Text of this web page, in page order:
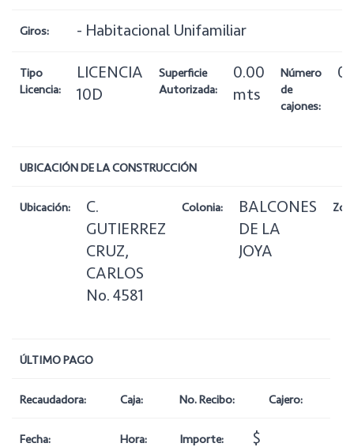
Giros: - Habitacional Unifamiliar
Tipo
Licencia:
LICENCIA
10D
Superficie
Autorizada:
0.00
mts
Número
de
cajones:
0
UBICACIÓN DE LA CONSTRUCCIÓN
Ubicación:
C.
GUTIERREZ
CRUZ,
CARLOS
No. 4581
Colonia:
BALCONES
DE LA
JOYA
ÚLTIMO PAGO
Recaudadora: Caja: No. Recibo: Cajero:
Fecha: Hora: Importe: $